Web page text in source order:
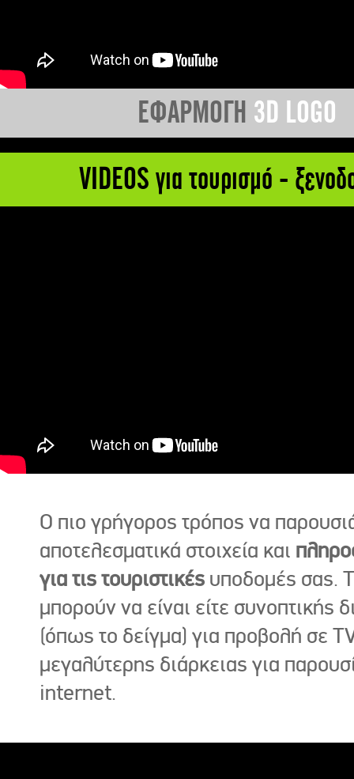
ΕΦΑΡΜΟΓΗ 3D LOGO
VIDEOS για τουρισμό -
Ο πιο γρήγορος τρόπος να
αποτελεσματικά στοιχεία και
για τις τουριστικές υποδομές σας.
μπορούν να είναι είτε συνοπτικής
(όπως το δείγμα) για προβολή σε
μεγαλύτερης διάρκειας για
internet.